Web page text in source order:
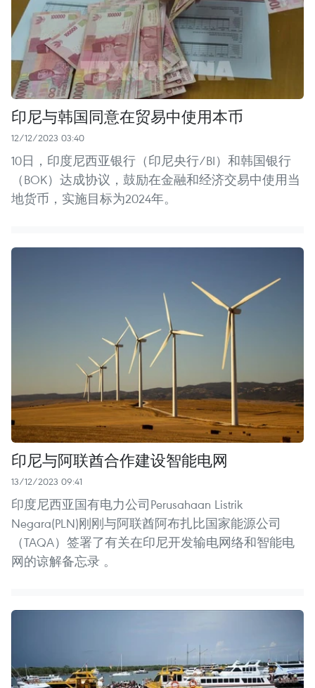
印尼与韩国同意在贸易中使用本币
12/12/2023 03:40
10日，印度尼西亚银行（印尼央行/BI）和韩国银行
（BOK）达成协议，鼓励在金融和经济交易中使用当
地货币，实施目标为2024年。
印尼与阿联酋合作建设智能电网
13/12/2023 09:41
印度尼西亚国有电力公司Perusahaan Listrik
Negara(PLN)刚刚与阿联酋阿布扎比国家能源公司
（TAQA）签署了有关在印尼开发输电网络和智能电
网的谅解备忘录 。